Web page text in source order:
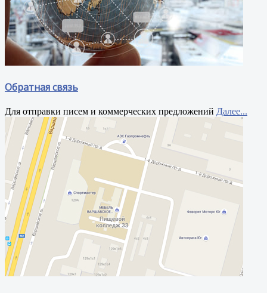
Обратная связь
Для отправки писем и коммерческих предложений Далее...